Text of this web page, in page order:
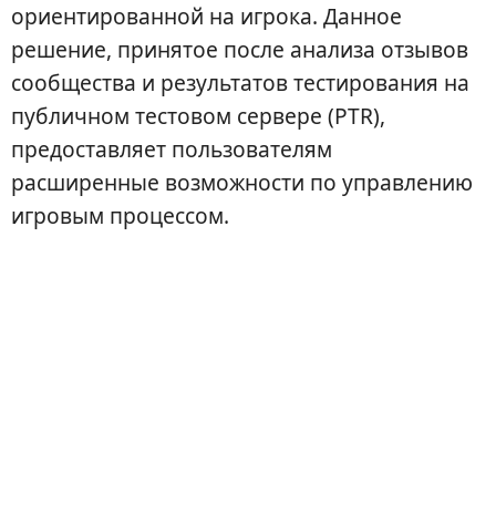
ориентированной на игрока. Данное
решение, принятое после анализа отзывов
сообщества и результатов тестирования на
публичном тестовом сервере (PTR),
предоставляет пользователям
расширенные возможности по управлению
игровым процессом.